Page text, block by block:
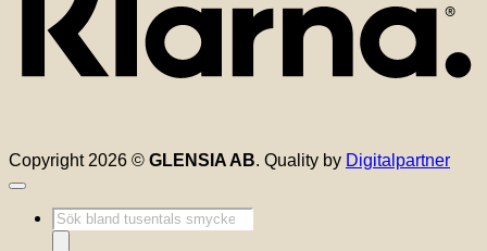
Copyright 2026 © GLENSIA AB. Quality by Digitalpartner
Produktsökning